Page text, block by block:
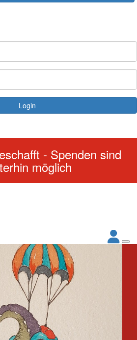
Login
- Spenden sind
möglich